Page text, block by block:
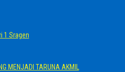
1 Sragen
MENJADI TARUNA AKMIL